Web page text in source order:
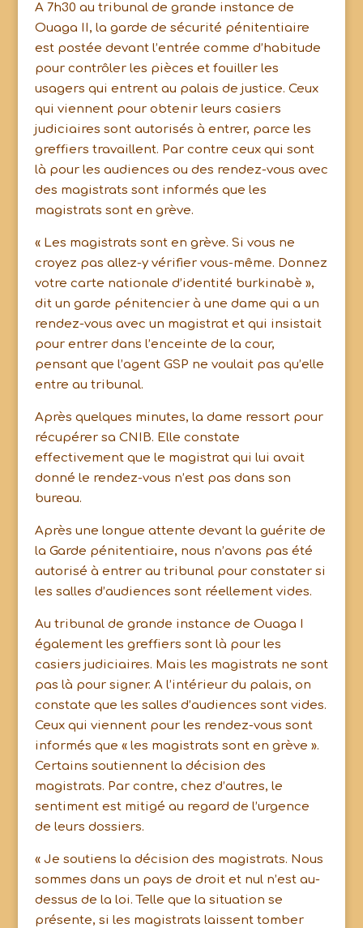
A 7h30 au tribunal de grande instance de
Ouaga II, la garde de sécurité pénitentiaire
est postée devant l’entrée comme d’habitude
pour contrôler les pièces et fouiller les
usagers qui entrent au palais de justice. Ceux
qui viennent pour obtenir leurs casiers
judiciaires sont autorisés à entrer, parce les
greffiers travaillent. Par contre ceux qui sont
là pour les audiences ou des rendez-vous avec
des magistrats sont informés que les
magistrats sont en grève.
« Les magistrats sont en grève. Si vous ne
croyez pas allez-y vérifier vous-même. Donnez
votre carte nationale d’identité burkinabè »,
dit un garde pénitencier à une dame qui a un
rendez-vous avec un magistrat et qui insistait
pour entrer dans l’enceinte de la cour,
pensant que l’agent GSP ne voulait pas qu’elle
entre au tribunal.
Après quelques minutes, la dame ressort pour
récupérer sa CNIB. Elle constate
effectivement que le magistrat qui lui avait
donné le rendez-vous n’est pas dans son
bureau.
Après une longue attente devant la guérite de
la Garde pénitentiaire, nous n’avons pas été
autorisé à entrer au tribunal pour constater si
les salles d’audiences sont réellement vides.
Au tribunal de grande instance de Ouaga I
également les greffiers sont là pour les
casiers judiciaires. Mais les magistrats ne sont
pas là pour signer. A l’intérieur du palais, on
constate que les salles d’audiences sont vides.
Ceux qui viennent pour les rendez-vous sont
informés que « les magistrats sont en grève ».
Certains soutiennent la décision des
magistrats. Par contre, chez d’autres, le
sentiment est mitigé au regard de l’urgence
de leurs dossiers.
« Je soutiens la décision des magistrats. Nous
sommes dans un pays de droit et nul n’est au-
dessus de la loi. Telle que la situation se
présente, si les magistrats laissent tomber